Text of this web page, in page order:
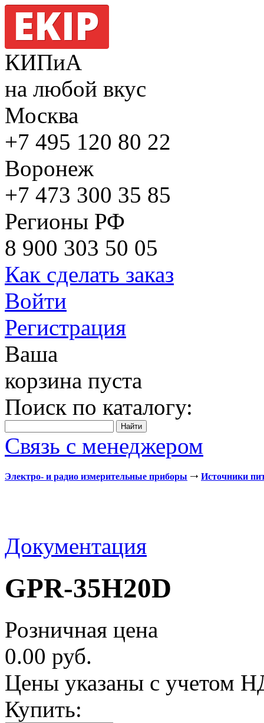
КИПиА
на любой вкус
Москва
+7 495 120 80 22
Воронеж
+7 473 300 35 85
Регионы РФ
8 900 303 50 05
Как сделать заказ
Войти
Регистрация
Ваша
корзина пуста
Поиск по каталогу:
Связь с менеджером
Электро- и радио измерительные приборы Источники
Документация
GPR-35H20D
Розничная цена
0.00 руб.
Цены указаны с учетом
Купить: